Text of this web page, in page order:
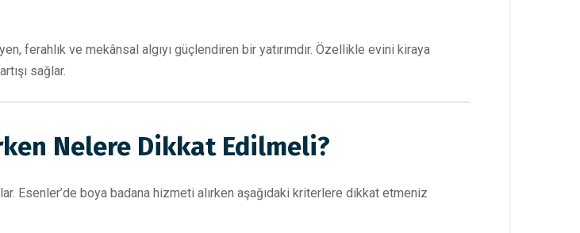
ferahlık ve mekânsal algıyı güçlendiren bir yatırımdır. Özellikle evini kiraya
sağlar.
Nelere Dikkat Edilmeli?
Esenler’de boya badana hizmeti alırken aşağıdaki kriterlere dikkat etmeniz